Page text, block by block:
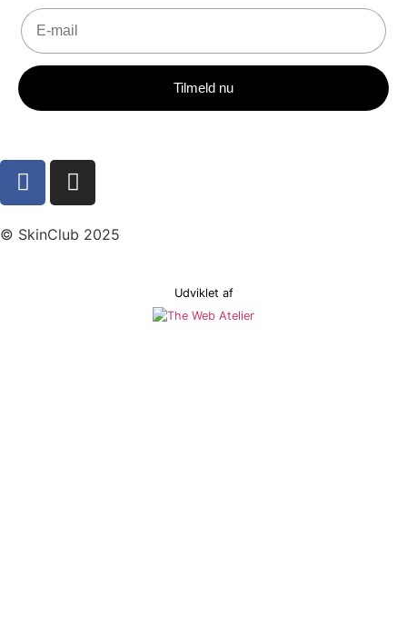
E-mail
Tilmeld nu
© SkinClub 2025
Udviklet af